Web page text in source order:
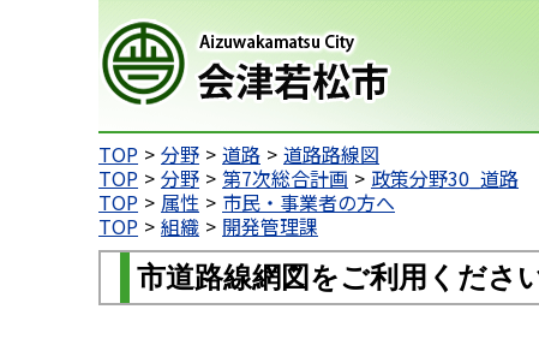
会津若松市
TOP
分野 道路
道路路線図
TOP
分野 第7次総合計画
政策分野30_道路
TOP
属性
市民・事業者の方へ
TOP
組織 開発管理課
市道路線網図をご利用くださ